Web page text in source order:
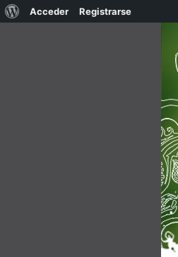
Acerca
Acceder Registrarse